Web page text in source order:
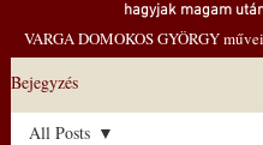
hagyjak magam
VARGA DOMOKOS GYÖRGY művei
Bejegyzés
All Posts